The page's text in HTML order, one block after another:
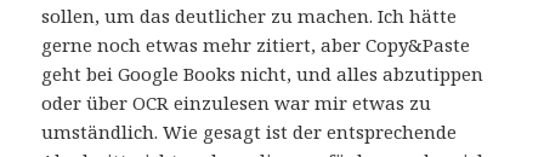
sollen, um das deutlicher zu machen. Ich hätte
gerne noch etwas mehr zitiert, aber Copy&Paste
geht bei Google Books nicht, und alles abzutippen
oder über OCR einzulesen war mir etwas zu
umständlich. Wie gesagt ist der entsprechende